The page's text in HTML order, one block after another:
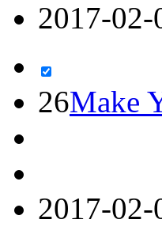
2017-02-
26Make
2017-02-